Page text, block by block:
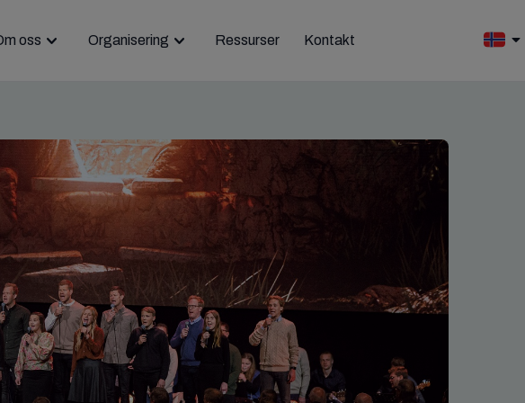
oss Organisering Ressurser Kontakt